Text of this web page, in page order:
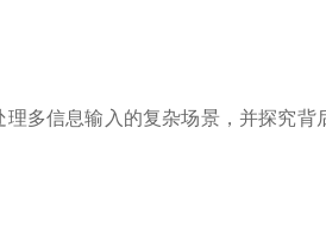
多信息输入的复杂场景，并探究背